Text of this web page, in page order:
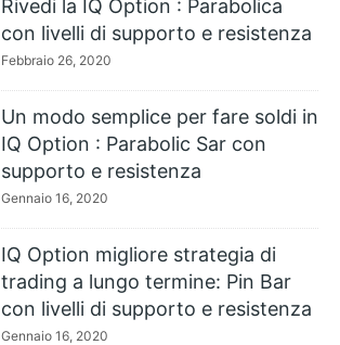
Rivedi la IQ Option : Parabolica
con livelli di supporto e resistenza
Febbraio 26, 2020
Un modo semplice per fare soldi in
IQ Option : Parabolic Sar con
supporto e resistenza
Gennaio 16, 2020
IQ Option migliore strategia di
trading a lungo termine: Pin Bar
con livelli di supporto e resistenza
Gennaio 16, 2020